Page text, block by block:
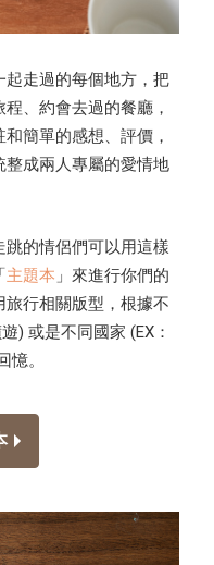
起走過的每個地方，把
、約會去過的餐廳，
簡單的感想、評價，
成兩人專屬的愛情地
的情侶們可以用這樣
主題本 」來進行你們的
行相關版型，根據不
) 或是不同國家 (EX：
。